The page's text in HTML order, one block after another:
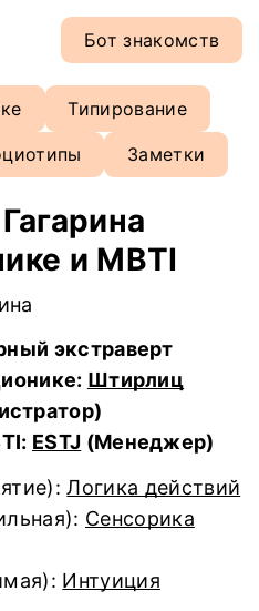
Бот знакомств
Типирование
Заметки
и MBTI
экстраверт
Штирлиц
ESTJ (Менеджер)
Логика действий
Сенсорика
Интуиция